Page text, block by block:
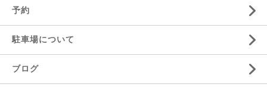
予約
駐車場について
ブログ